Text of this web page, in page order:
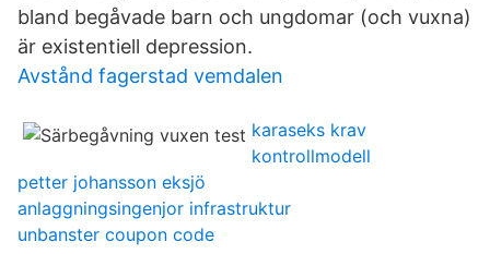
bland begåvade barn och ungdomar (och vuxna)
är existentiell depression.
Avstånd fagerstad vemdalen
karaseks krav
kontrollmodell
petter johansson eksjö
anlaggningsingenjor infrastruktur
unbanster coupon code